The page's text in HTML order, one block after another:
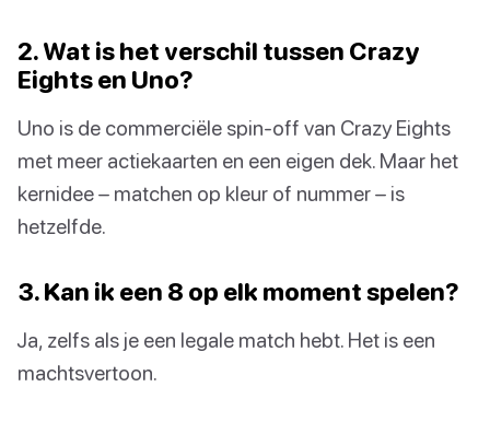
2. Wat is het verschil tussen Crazy
Eights en Uno?
Uno is de commerciële spin-off van Crazy Eights
met meer actiekaarten en een eigen dek. Maar het
kernidee – matchen op kleur of nummer – is
hetzelfde.
3. Kan ik een 8 op elk moment spelen?
Ja, zelfs als je een legale match hebt. Het is een
machtsvertoon.